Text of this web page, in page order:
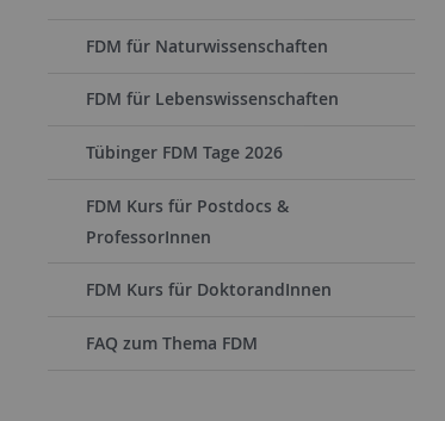
FDM für Naturwissenschaften
FDM für Lebenswissenschaften
Tübinger FDM Tage 2026
FDM Kurs für Postdocs &
ProfessorInnen
FDM Kurs für DoktorandInnen
FAQ zum Thema FDM